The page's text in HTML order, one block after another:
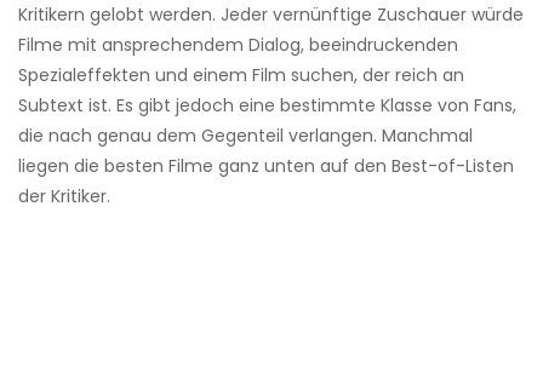
Kritikern gelobt werden. Jeder vernünftige Zuschauer würde
Filme mit ansprechendem Dialog, beeindruckenden
Spezialeffekten und einem Film suchen, der reich an
Subtext ist. Es gibt jedoch eine bestimmte Klasse von Fans,
die nach genau dem Gegenteil verlangen. Manchmal
liegen die besten Filme ganz unten auf den Best-of-Listen
der Kritiker.